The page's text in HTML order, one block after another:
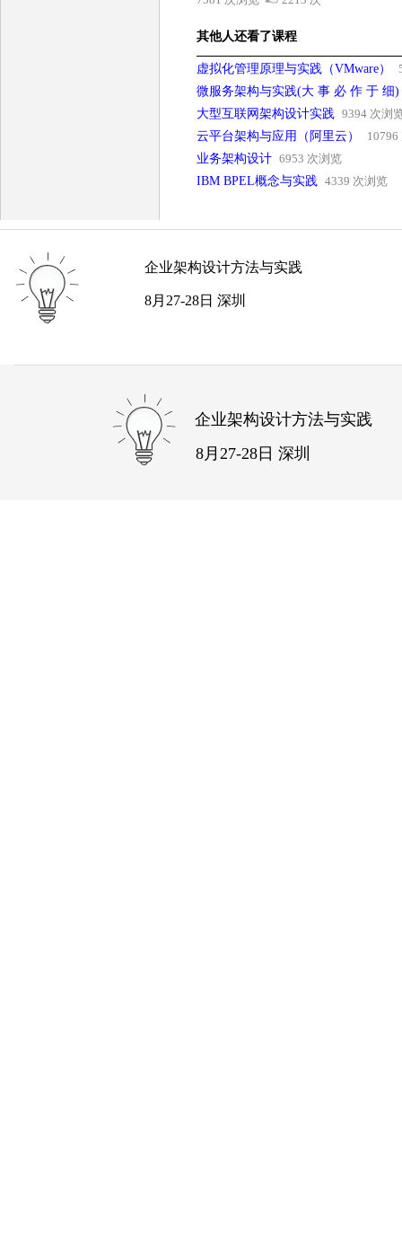
其他人还看了课程
虚拟化管理原理与实践（VMware）
微服务架构与实践(大 事 必 作 于 细)
大型互联网架构设计实践 9394 次浏
云平台架构与应用（阿里云）
10796
业务架构设计 6953 次浏览
IBM BPEL概念与实践 4339 次浏览